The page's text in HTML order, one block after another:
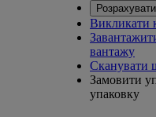
Викликати
вантажу
Сканувати
Замовити
упаковку